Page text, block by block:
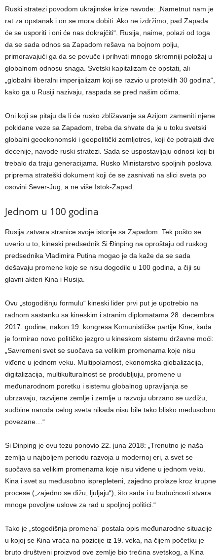
Ruski stratezi povodom ukrajinske krize navode: „Nametnut nam je
rat za opstanak i on se mora dobiti. Ako ne izdržimo, pad Zapada
će se usporiti i oni će nas dokrajčiti“. Rusija, naime, polazi od toga
da se sada odnos sa Zapadom rešava na bojnom polju,
primoravajući ga da se povuče i prihvati mnogo skromniji položaj u
globalnom odnosu snaga. Svetski kapitalizam će opstati, ali
„globalni liberalni imperijalizam koji se razvio u proteklih 30 godina“,
kako ga u Rusiji nazivaju, raspada se pred našim očima.
Oni koji se pitaju da li će rusko zbližavanje sa Azijom zameniti njene
pokidane veze sa Zapadom, treba da shvate da je u toku svetski
globalni geoekonomski i geopolitički zemljotres, koji će potrajati dve
decenije, navode ruski stratezi. Sada se uspostavljaju odnosi koji bi
trebalo da traju generacijama. Rusko Ministarstvo spoljnih poslova
priprema strateški dokument koji će se zasnivati na slici sveta po
osovini Sever-Jug, a ne više Istok-Zapad.
Jednom u 100 godina
Rusija zatvara stranice svoje istorije sa Zapadom. Tek pošto se
uverio u to, kineski predsednik Si Đinping na oproštaju od ruskog
predsednika Vladimira Putina mogao je da kaže da se sada
dešavaju promene koje se nisu dogodile u 100 godina, a čiji su
glavni akteri Kina i Rusija.
Ovu „stogodišnju formulu“ kineski lider prvi put je upotrebio na
radnom sastanku sa kineskim i stranim diplomatama 28. decembra
2017. godine, nakon 19. kongresa Komunističke partije Kine, kada
je formirao novo političko jezgro u kineskom sistemu državne moći:
„Savremeni svet se suočava sa velikim promenama koje nisu
viđene u jednom veku. Multipolarnost, ekonomska globalizacija,
digitalizacija, multikulturalnost se produbljuju, promene u
međunarodnom poretku i sistemu globalnog upravljanja se
ubrzavaju, razvijene zemlje i zemlje u razvoju ubrzano se uzdižu,
sudbine naroda celog sveta nikada nisu bile tako blisko međusobno
povezane…“
Si Đinping je ovu tezu ponovio 22. juna 2018: „Trenutno je naša
zemlja u najboljem periodu razvoja u modernoj eri, a svet se
suočava sa velikim promenama koje nisu viđene u jednom veku.
Kina i svet su međusobno isprepleteni, zajedno prolaze kroz krupne
procese („zajedno se dižu, ljuljaju“), što sada i u budućnosti stvara
mnoge povoljne uslove za rad u spoljnoj politici.“
Tako je „stogodišnja promena” postala opis međunarodne situacije
u kojoj se Kina vraća na pozicije iz 19. veka, na čijem početku je
bruto društveni proizvod ove zemlje bio trećina svetskog, a Kina